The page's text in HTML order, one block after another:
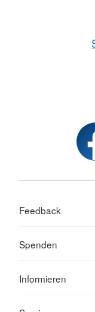
Feedback
Spenden
Informieren